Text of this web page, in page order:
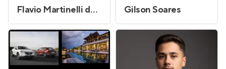
Flavio Martinelli de Freitas Pedro Gilson Soares